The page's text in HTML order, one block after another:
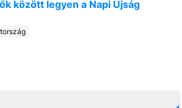
között legyen a Napi Újság